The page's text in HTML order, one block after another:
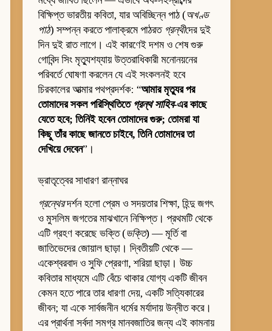
বিক্ষিপ্ত ভারতীয় কবিতা, যার অবিচ্ছিন্ন পাঠ (অখণ্ড
পাঠ) সম্পন্ন করতে পালাক্রমে পাঠরত গ্রন্থীদের দুই
দিন দুই রাত লাগে। এই কারণেই দশম ও শেষ গুরু
গোবিন্দ সিং মৃত্যুশয্যায় উত্তরাধিকারী মনোনয়নের
পরিবর্তে ঘোষণা করলেন যে এই সংকলনই হবে
চিরকালের আত্মার পথপ্রদর্শক: “আমার মৃত্যুর পর
তোমাদের সকল পরিস্থিতিতে গ্রন্থ সাহিব-এর কাছে
যেতে হবে; তিনিই হবেন তোমাদের গুরু; তোমরা যা
কিছু তাঁর কাছে জানতে চাইবে, তিনি তোমাদের তা
দেখিয়ে দেবেন”।
ভ্রাতৃত্বের সাধারণ রান্নাঘর
গ্রন্থেরদর্শন হলো প্রেম ও সদয়তার শিক্ষা, হিন্দু জগৎ
ও মুসলিম জগতের মাঝখানে নিক্ষিপ্ত। প্রথমটি থেকে
এটি গ্রহণ করেছে ভক্তি (ভক্তি) — মূর্তি বা
জাতিভেদের জোয়াল ছাড়া। দ্বিতীয়টি থেকে —
একেশ্বরবাদ ও সুফি প্রেরণা, শরিয়া ছাড়া। উচ্চ
কবিতার মাধ্যমে এটি বেঁচে থাকার যোগ্য একটি জীবন
কেমন হতে পারে তার ধারণা দেয়, একটি সত্যিকারের
জীবন; যা একে সার্বজনীন ধর্মের মর্যাদায় উন্নীত করে।
এর প্রার্থনা সর্বদা সমগ্র মানবজাতির জন্য এই কামনায়